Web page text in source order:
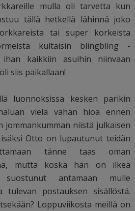
mulla oli tarvetta kun
tällä hetkellä lähinnä joko
tai super korkeista
kultaisin blingbling -
kaikkiin asuihin niinvaan
siis paikallaan!
luonnoksissa kesken parikin
vielä vähän hioa ennen
jommankumman niistä julkaisen
Otto on lupautunut teidän
tänne taas oman
mutta koska hän on ilkeä
antamaan mulle
tulevan postauksen sisällöstä.
Loppuviikosta meillä on